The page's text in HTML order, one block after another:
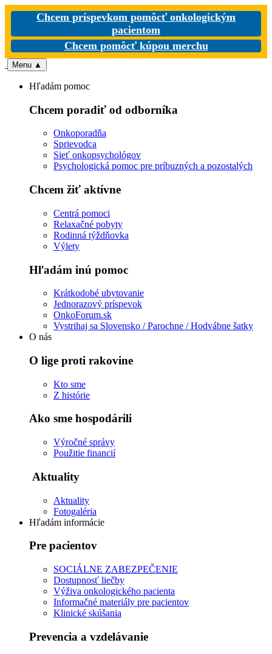
Chcem príspevkom pomôcť onkologickým
pacientom
Chcem pomôcť kúpou merchu
Menu ▲
Hľadám pomoc
Chcem poradiť od odborníka
Onkoporadňa
Sprievodca
Sieť onkopsychológov
Psychologická pomoc pre príbuzných a pozostalých
Chcem žiť aktívne
Centrá pomoci
Relaxačné pobyty
Rodinná týždňovka
Výlety
Hľadám inú pomoc
Krátkodobé ubytovanie
Jednorazový príspevok
OnkoForum.sk
Vystrihaj sa Slovensko / Parochne / Hodvábne šatky
O nás
O lige proti rakovine
Kto sme
Z histórie
Ako sme hospodárili
Výročné správy
Použitie financií
Aktuality
Aktuality
Fotogaléria
Hľadám informácie
Pre pacientov
SOCIÁLNE ZABEZPEČENIE
Dostupnosť liečby
Výživa onkologického pacienta
Informačné materiály pre pacientov
Klinické skúšania
Prevencia a vzdelávanie